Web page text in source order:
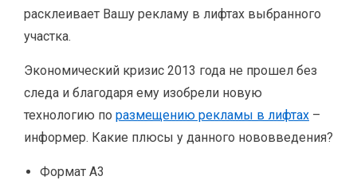
расклеивает Вашу рекламу в лифтах выбранного
участка.
Экономический кризис 2013 года не прошел без
следа и благодаря ему изобрели новую
технологию по размещению рекламы в лифтах –
информер. Какие плюсы у данного нововведения?
Формат А3